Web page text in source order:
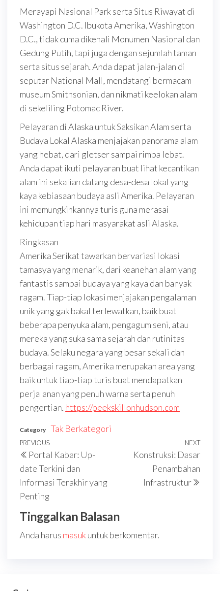
Merayapi Nasional Park serta Situs Riwayat di
Washington D.C. Ibukota Amerika, Washington
D.C., tidak cuma dikenali Monumen Nasional dan
Gedung Putih, tapi juga dengan sejumlah taman
serta situs sejarah. Anda dapat jalan-jalan di
seputar National Mall, mendatangi bermacam
museum Smithsonian, dan nikmati keelokan alam
di sekeliling Potomac River.
Pelayaran di Alaska untuk Saksikan Alam serta
Budaya Lokal Alaska menjajakan panorama alam
yang hebat, dari gletser sampai rimba lebat.
Anda dapat ikuti pelayaran buat lihat kecantikan
alam ini sekalian datang desa-desa lokal yang
kaya kebiasaan budaya asli Amerika. Pelayaran
ini memungkinkannya turis guna merasai
kehidupan tiap hari masyarakat asli Alaska.
Ringkasan
Amerika Serikat tawarkan bervariasi lokasi
tamasya yang menarik, dari keanehan alam yang
fantastis sampai budaya yang kaya dan banyak
ragam. Tiap-tiap lokasi menjajakan pengalaman
unik yang gak bakal terlewatkan, baik buat
beberapa penyuka alam, pengagum seni, atau
mereka yang suka sama sejarah dan rutinitas
budaya. Selaku negara yang besar sekali dan
berbagai ragam, Amerika merupakan area yang
baik untuk tiap-tiap turis buat mendapatkan
perjalanan yang penuh warna serta penuh
pengertian. https://peekskillonhudson.com
Category Tak Berkategori
Navigasi
pos
Previous
Post
PREVIOUS
Portal Kabar: Up-
date Terkini dan
Informasi Terakhir yang
Penting
Next
NEXT
Konstruksi: Dasar
Penambahan
Infrastruktur
Tinggalkan Balasan
Anda harus masukuntuk berkomentar.